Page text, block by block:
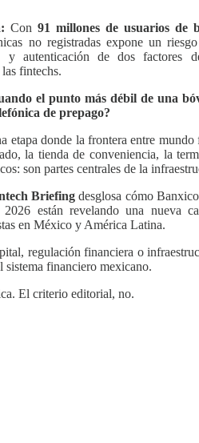
Con 91 millones de usuarios de
no registradas expone un
autenticación de dos factores
fintechs.
el punto más débil de una
de prepago?
etapa donde la frontera entre
la tienda de conveniencia, la
son partes centrales de la
Briefing desglosa cómo
están revelando una nueva
en México y América Latina.
regulación financiera o
sistema financiero mexicano.
El criterio editorial, no.